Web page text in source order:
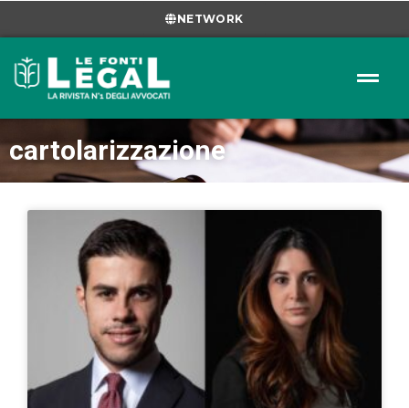
NETWORK
cartolarizzazione